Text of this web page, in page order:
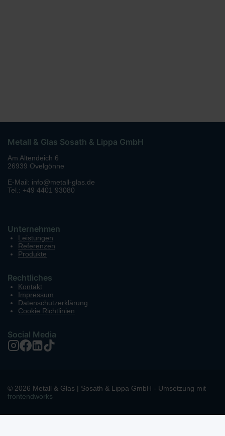
Metall & Glas Sosath & Lippa GmbH
Am Altendeich 6
26939 Ovelgönne
E-Mail: info@metall-glas.de
Tel.: +49 4401 93080
Unternehmen
Leistungen
Referenzen
Produkte
Rechtliches
Kontakt
Impressum
Datenschutzerklärung
Cookie Richtlinien
Social Media
© 2026 Metall & Glas | Sosath & Lippa GmbH - Umsetzung mit
frontendworks